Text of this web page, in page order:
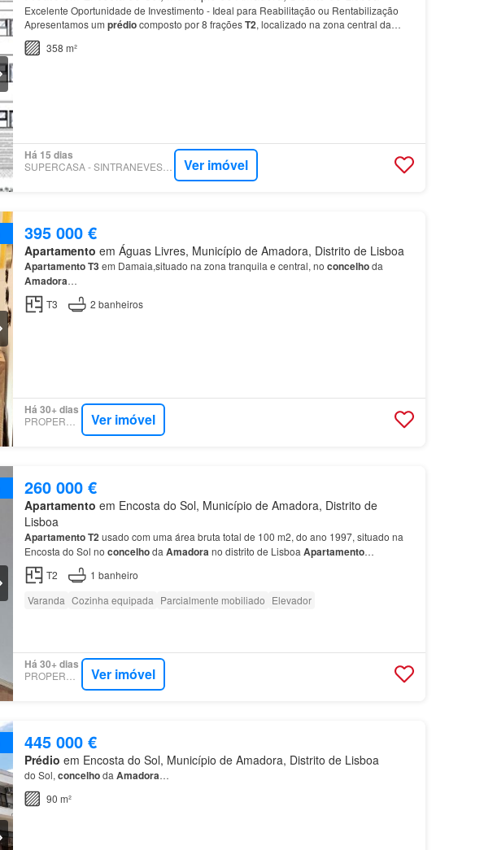
Excelente Oportunidade de Investimento - Ideal para Reabilitação ou Rentabilização
Apresentamos um prédiocomposto por 8 fraçõesT2, localizado na zona central da
Brandoa, no
358 m²
Há 15 dias
SUPERCASA - SINTRANEVES - SOCIEDADE DE MEDIAÇÃO IMOBILIÁRIA, LDA Ver imóvel
395 000 €
Apartamento em Águas Livres, Município de Amadora, Distrito de Lisboa
ApartamentoT3em Damaia,situado na zona tranquila e central, no concelhoda
Amadora…
T3
2 banheiros
Há 30+ dias
Ver imóvel
260 000 €
Apartamento em Encosta do Sol, Município de Amadora, Distrito de
Lisboa
ApartamentoT2usado com uma área bruta total de 100 m2, do ano 1997, situado na
Encosta do Sol no concelhoda Amadorano distrito de Lisboa Apartamento…
T2
1 banheiro
Varanda Cozinha equipada Parcialmente mobiliado Elevador
Há 30+ dias
Ver imóvel
445 000 €
Prédio em Encosta do Sol, Município de Amadora, Distrito de Lisboa
do Sol, concelhoda Amadora…
90 m²